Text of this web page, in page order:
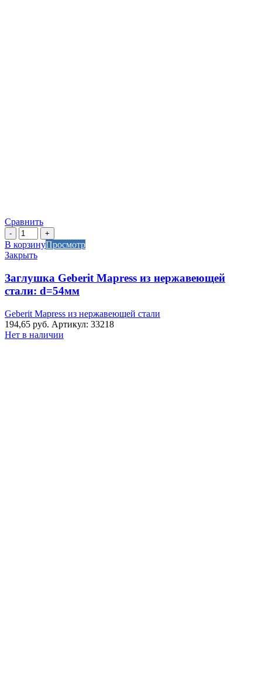
Сравнить
Количество
товара
Заглушка
Geberit
из
нержавеющей
d=54мм
В корзинуПросмотр
Закрыть
Заглушка Geberit Mapress из нержавеющей
стали: d=54мм
Geberit Mapress из нержавеющей стали
194,65 руб. Артикул: 33218
Нет в наличии